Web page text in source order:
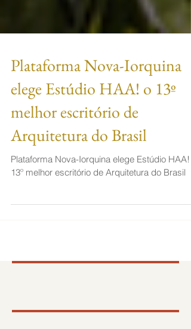
Plataforma Nova-Iorquina
elege Estúdio HAA! o 13º
melhor escritório de
Arquitetura do Brasil
13º melhor escritório de Arquitetura do Brasil